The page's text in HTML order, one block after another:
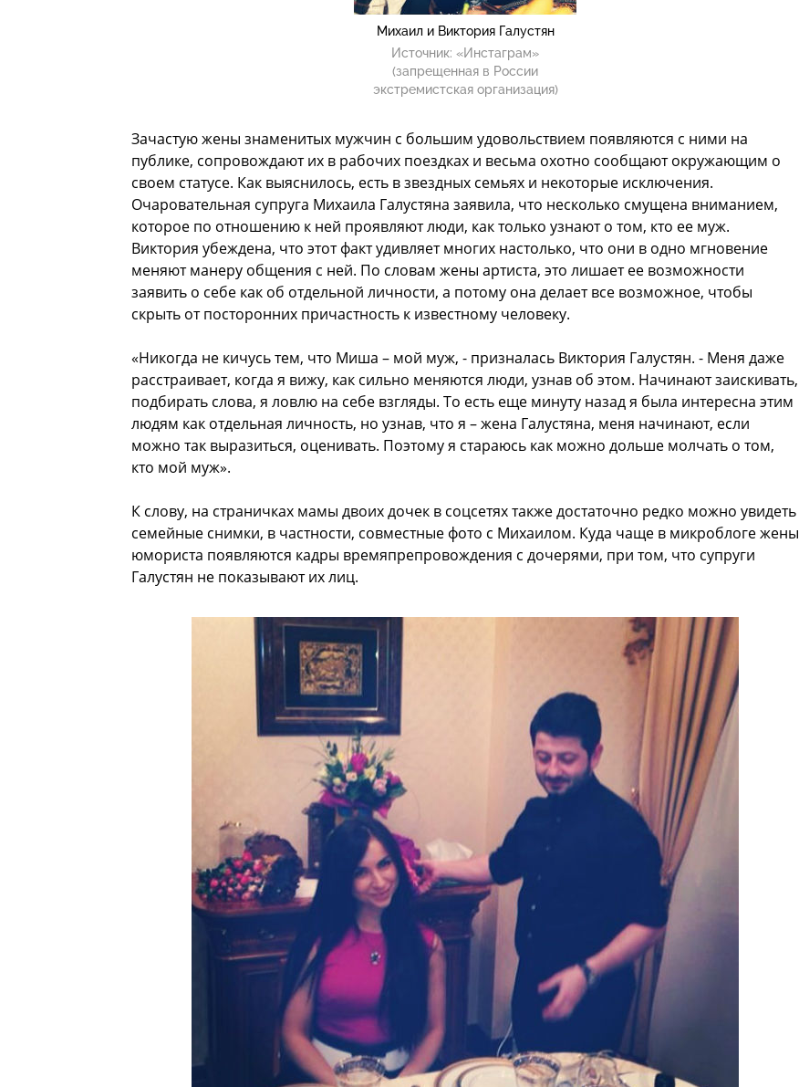
Михаил и Виктория Галустян
Источник: «Инстаграм»
(запрещенная в России
экстремистская организация)
Зачастую жены знаменитых мужчин с большим удовольствием появляются с ними на
публике, сопровождают их в рабочих поездках и весьма охотно сообщают окружающим о
своем статусе. Как выяснилось, есть в звездных семьях и некоторые исключения.
Очаровательная супруга Михаила Галустяна заявила, что несколько смущена вниманием,
которое по отношению к ней проявляют люди, как только узнают о том, кто ее муж.
Виктория убеждена, что этот факт удивляет многих настолько, что они в одно мгновение
меняют манеру общения с ней. По словам жены артиста, это лишает ее возможности
заявить о себе как об отдельной личности, а потому она делает все возможное, чтобы
скрыть от посторонних причастность к известному человеку.
«Никогда не кичусь тем, что Миша – мой муж, - призналась Виктория Галустян. - Меня даже
расстраивает, когда я вижу, как сильно меняются люди, узнав об этом. Начинают заискивать,
подбирать слова, я ловлю на себе взгляды. То есть еще минуту назад я была интересна этим
людям как отдельная личность, но узнав, что я – жена Галустяна, меня начинают, если
можно так выразиться, оценивать. Поэтому я стараюсь как можно дольше молчать о том,
кто мой муж».
К слову, на страничках мамы двоих дочек в соцсетях также достаточно редко можно увидеть
семейные снимки, в частности, совместные фото с Михаилом. Куда чаще в микроблоге жены
юмориста появляются кадры времяпрепровождения с дочерями, при том, что супруги
Галустян не показывают их лиц.